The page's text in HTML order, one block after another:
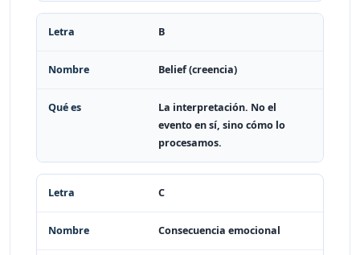
B
Belief (creencia)
La interpretación. No el
evento en sí, sino cómo lo
procesamos.
C
Consecuencia emocional